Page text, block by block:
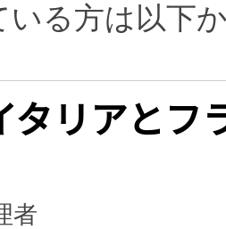
いる方は以下
リアとフ
者